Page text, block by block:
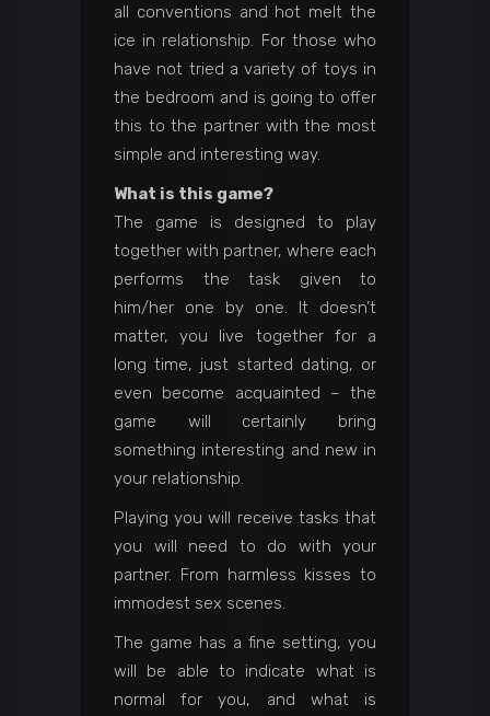
all conventions and hot melt the
ice in relationship. For those who
have not tried a variety of toys in
the bedroom and is going to offer
this to the partner with the most
simple and interesting way.
What is this game?
The game is designed to play
together with partner, where each
performs the task given to
him/her one by one. It doesn’t
matter, you live together for a
long time, just started dating, or
even become acquainted – the
game will certainly bring
something interesting and new in
your relationship.
Playing you will receive tasks that
you will need to do with your
partner. From harmless kisses to
immodest sex scenes.
The game has a fine setting, you
will be able to indicate what is
normal for you, and what is